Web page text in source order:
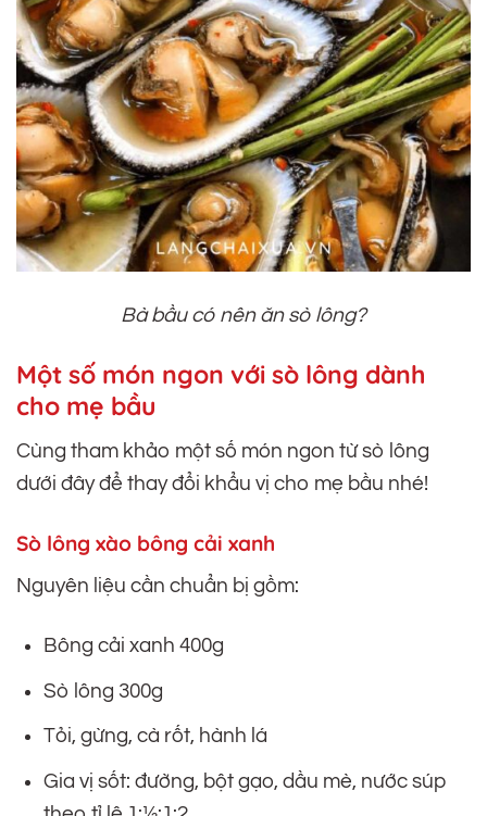
Bà bầu có nên ăn sò lông?
Một số món ngon với sò lông dành
cho mẹ bầu
Cùng tham khảo một số món ngon từ sò lông
dưới đây để thay đổi khẩu vị cho mẹ bầu nhé!
Sò lông xào bông cải xanh
Nguyên liệu cần chuẩn bị gồm:
Bông cải xanh 400g
Sò lông 300g
Tỏi, gừng, cà rốt, hành lá
Gia vị sốt: đường, bột gạo, dầu mè, nước súp